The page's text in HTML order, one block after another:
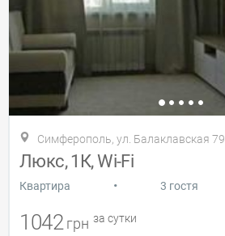
Симферополь, ул. Балаклавская 79
Люкс, 1К, Wi-Fi
Квартира • 3 гостя
1042 грн за сутки